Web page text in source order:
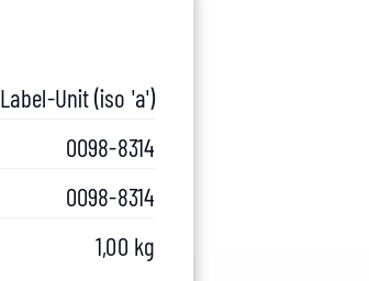
Label-Unit (iso 'a')
0098-8314
0098-8314
1,00 kg